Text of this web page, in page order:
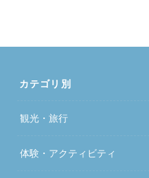
カテゴリ別
観光・旅行
体験・アクティビティ